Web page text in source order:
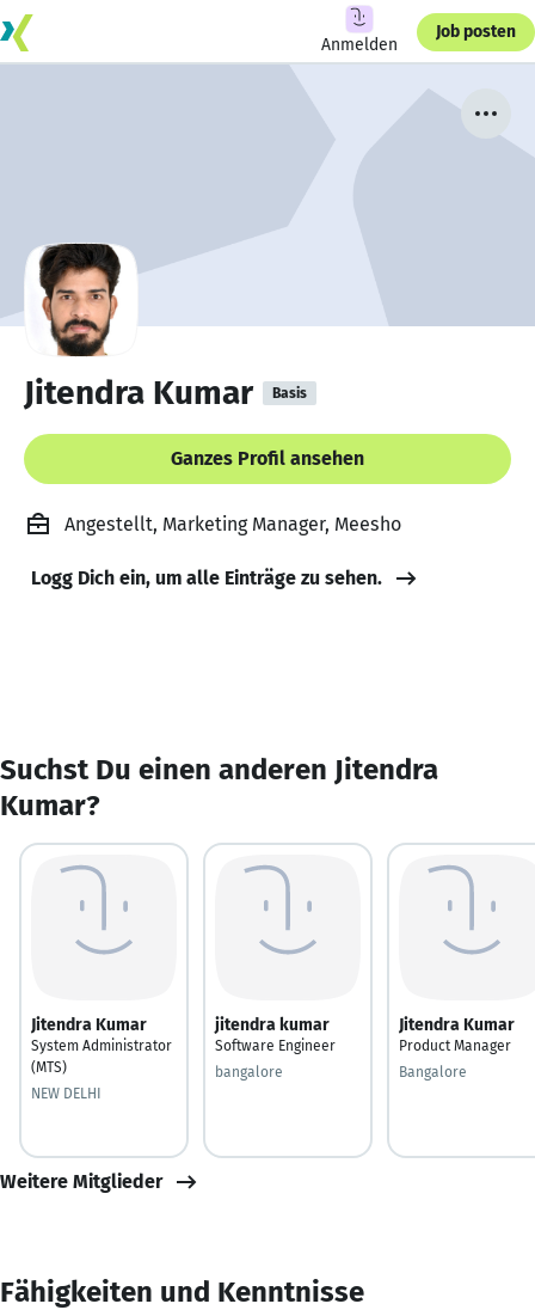
Anmelden
Job posten
Jitendra Kumar Basis
Ganzes Profil ansehen
Angestellt, Marketing Manager, Meesho
Logg Dich ein, um alle Einträge zu sehen.
Suchst Du einen anderen Jitendra
Kumar?
Jitendra Kumar
System Administrator
(MTS)
NEW DELHI
jitendra kumar
Software Engineer
bangalore
Jitendra Kumar
Product Manager
Bangalore
Weitere Mitglieder
Fähigkeiten und Kenntnisse